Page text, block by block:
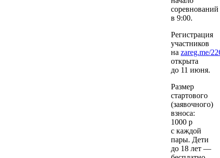
соревнований
в 9:00.
Регистрация
участников
на zareg.me/
открыта
до 11 июня.
Размер
стартового
(заявочного)
взноса:
1000 р
с каждой
пары. Дети
до 18 лет —